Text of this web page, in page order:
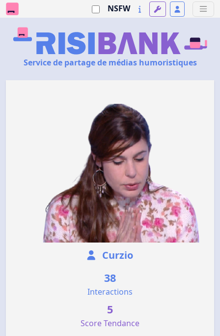
NSFW
Service de partage de médias humoristiques
Curzio
38
Interactions
5
Score Tendance